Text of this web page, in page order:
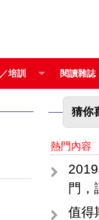
培訓 閱讀雜誌
猜你
熱門內容
2019
門，
值得